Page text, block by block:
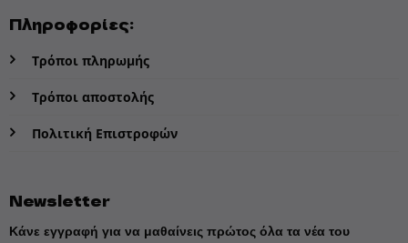
Πληροφορίες:
Τρόποι πληρωμής
Τρόποι αποστολής
Πολιτική Επιστροφών
Newsletter
Κάνε εγγραφή για να μαθαίνεις πρώτος όλα τα νέα του